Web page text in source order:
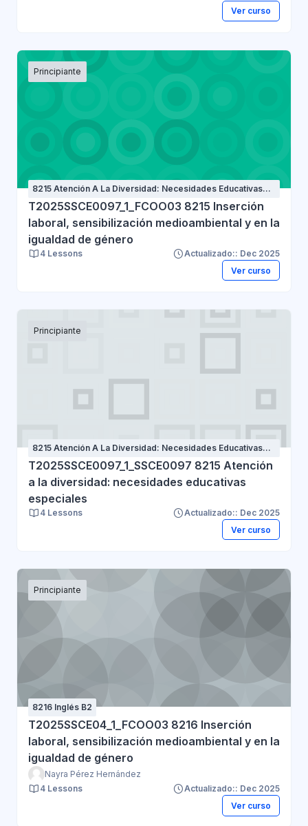
Ver curso
Principiante
8215 Atención A La Diversidad: Necesidades Educativas
Especiales
T2025SSCE0097_1_FCOO03 8215 Inserción
laboral, sensibilización medioambiental y en la
igualdad de género
4 Lessons
Actualizado:: Dec 2025
Ver curso
Principiante
8215 Atención A La Diversidad: Necesidades Educativas
Especiales
T2025SSCE0097_1_SSCE0097 8215 Atención
a la diversidad: necesidades educativas
especiales
4 Lessons
Actualizado:: Dec 2025
Ver curso
Principiante
8216 Inglés B2
T2025SSCE04_1_FCOO03 8216 Inserción
laboral, sensibilización medioambiental y en la
igualdad de género
Nayra Pérez Hernández
4 Lessons
Actualizado:: Dec 2025
Ver curso